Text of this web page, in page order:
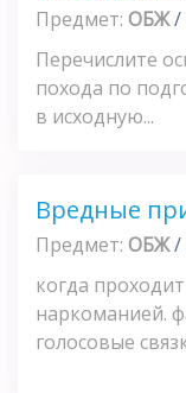
Предмет: ОБЖ/
Перечислите
похода по
в исходную...
Вредные
Предмет: ОБЖ/
когда
наркоманией.
голосовые